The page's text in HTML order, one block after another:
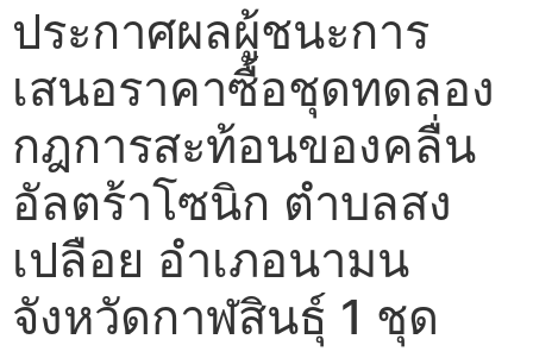
ประกาศผลผู้ชนะการ
เสนอราคาซื้อชุดทดลอง
กฎการสะท้อนของคลื่น
อัลตร้าโซนิก ตำบลสง
เปลือย อำเภอนามน
จังหวัดกาฬสินธุ์ 1 ชุด